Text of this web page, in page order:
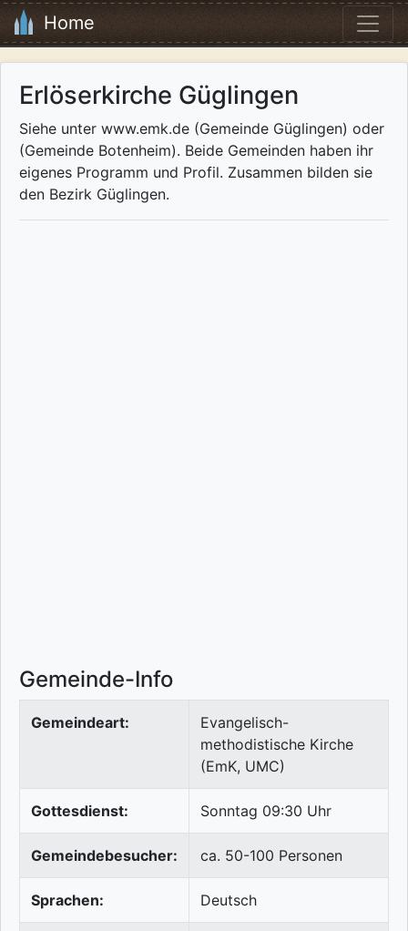
Home
Erlöserkirche Güglingen
Siehe unter www.emk.de (Gemeinde Güglingen) oder
(Gemeinde Botenheim). Beide Gemeinden haben ihr
eigenes Programm und Profil. Zusammen bilden sie
den Bezirk Güglingen.
Gemeinde-Info
Gemeindeart:
Evangelisch-
methodistische Kirche
(EmK, UMC)
Gottesdienst: Sonntag 09:30 Uhr
Gemeindebesucher: ca. 50-100 Personen
Sprachen: Deutsch